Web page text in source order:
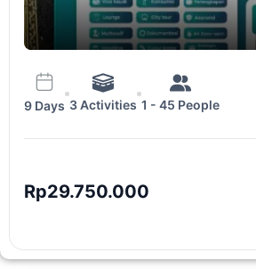
9 Days 3 Activities 1 - 45 People
Rp29.750.000